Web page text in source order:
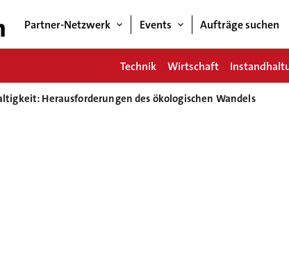
Partner-Netzwerk Events Aufträge suchen
Technik Wirtschaft
Herausforderungen des ökologischen Wandels